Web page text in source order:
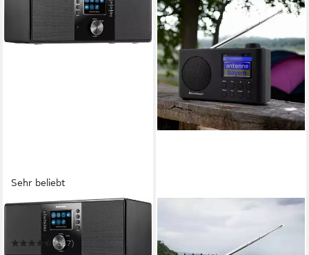
Sehr beliebt
KARCHER
DAB 7000i Internet-Radio
(247)
Internetradio DAB+ UKW
Radio Bluetooth Netzwerk